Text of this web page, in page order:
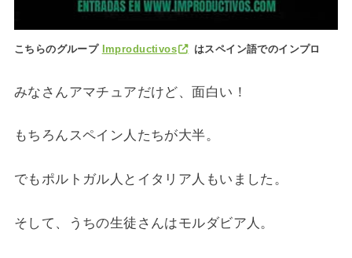
こちらのグループ Improductivos はスペイン語でのインプロ
みなさんアマチュアだけど、面白い！
もちろんスペイン人たちが大半。
でもポルトガル人とイタリア人もいました。
そして、うちの生徒さんはモルダビア人。